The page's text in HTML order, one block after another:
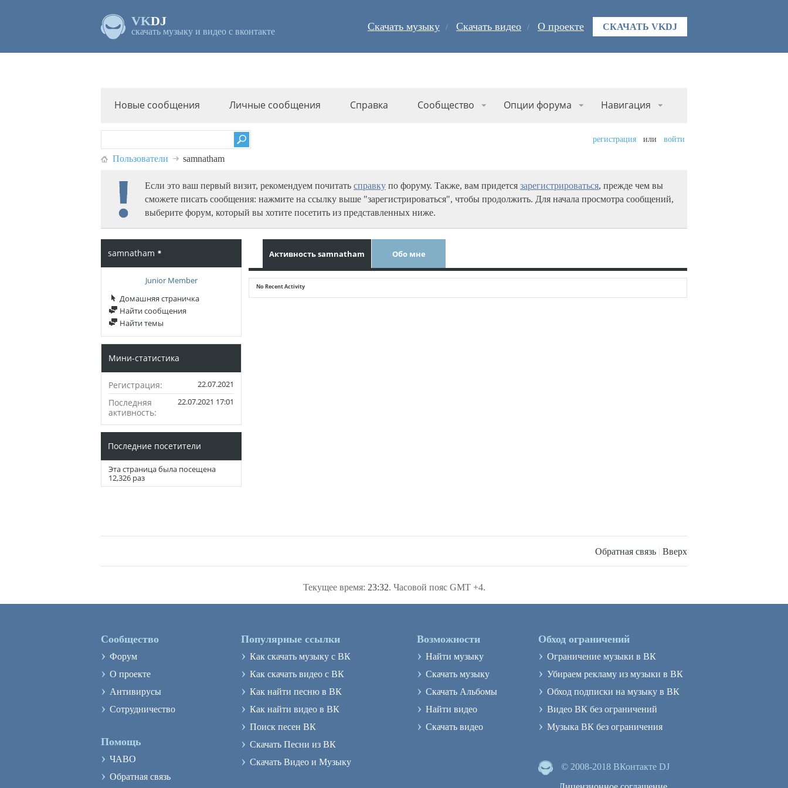
VKDJ
скачать музыку и видео с вконтакте Скачать музыку Скачать видео О проекте СКАЧАТЬ VKDJ
Новые сообщения Личные сообщения Справка Сообщество Опции форума Навигация
регистрация или войти
Пользователи samnatham
Если это ваш первый визит, рекомендуем почитать справку по форуму. Также, вам придется зарегистрироваться, прежде чем вы
сможете писать сообщения: нажмите на ссылку выше "зарегистрироваться", чтобы продолжить. Для начала просмотра сообщений,
выберите форум, который вы хотите посетить из представленных ниже.
samnatham
Junior Member
Домашняя страничка
Найти сообщения
Найти темы
Мини-статистика
Регистрация 22.07.2021
Последняя
активность
22.07.2021 17:01
Последние посетители
Эта страница была посещена
12,326 раз
Активность samnatham Обо мне
No Recent Activity
Обратная связь | Вверх
Текущее время: 23:32. Часовой пояс GMT +4.
Сообщество
› Форум
› О проекте
› Антивирусы
› Сотрудничество
Помощь
› ЧАВО
› Обратная связь
Популярные ссылки
› Как скачать музыку с ВК
› Как скачать видео с ВК
› Как найти песню в ВК
› Как найти видео в ВК
› Поиск песен ВК
› Скачать Песни из ВК
› Скачать Видео и Музыку
Возможности
› Найти музыку
› Скачать музыку
› Скачать Альбомы
› Найти видео
› Скачать видео
Обход ограничений
› Ограничение музыки в ВК
› Убираем рекламу из музыки в ВК
› Обход подписки на музыку в ВК
› Видео ВК без ограничений
› Музыка ВК без ограничения
© 2008-2018 ВКонтакте DJ